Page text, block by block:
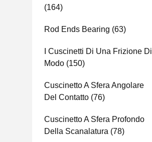
(164)
Rod Ends Bearing (63)
I Cuscinetti Di Una Frizione Di
Modo (150)
Cuscinetto A Sfera Angolare
Del Contatto (76)
Cuscinetto A Sfera Profondo
Della Scanalatura (78)